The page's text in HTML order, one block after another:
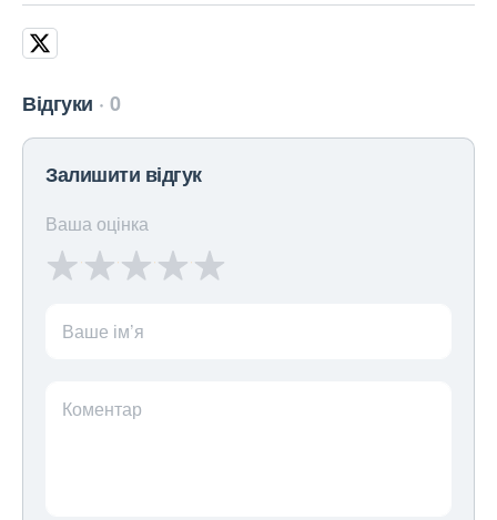
Відгуки 0
Залишити відгук
Ваша оцінка
Ваше ім’я
Коментар